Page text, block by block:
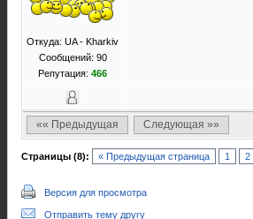
Откуда: UA - Kharkiv
Сообщений: 90
Репутация: 466
«« Предыдущая Следующая »»
Страницы (8): « Предыдущая страница 1 2
Версия для просмотра
Отправить тему другу